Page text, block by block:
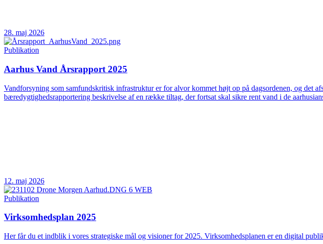
28. maj 2026
Publikation
Aarhus Vand Årsrapport 2025
Vandforsyning som samfundskritisk infrastruktur er for alvor kommet højt op på dagsordenen, og det
bæredygtighedsrapportering beskrivelse af en række tiltag, der fortsat skal sikre rent vand i de
12. maj 2026
Publikation
Virksomhedsplan 2025
Her får du et indblik i vores strategiske mål og visioner for 2025. Virksomhedsplanen er en digital